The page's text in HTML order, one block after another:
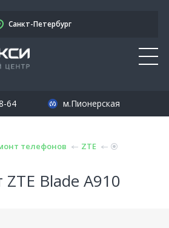
Санкт-Петербург
64 м.Пионерская
телефонов ZTE
Blade A910